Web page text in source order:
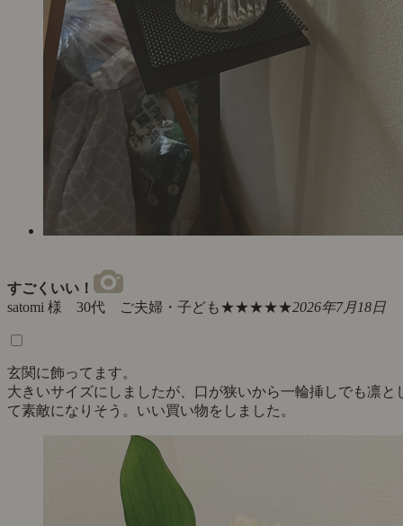
すごくいい！
satomi 様 30代 ご夫婦・子ども★★★★★2026年7月18日
玄関に飾ってます。
大きいサイズにしましたが、口が狭いから一輪挿しでも凛と
て素敵になりそう。いい買い物をしました。